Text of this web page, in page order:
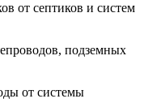
от септиков и систем
подземных
от системы